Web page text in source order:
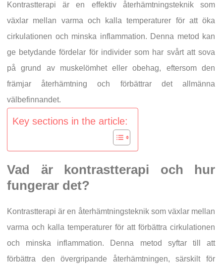
Kontrastterapi är en effektiv återhämtningsteknik som
växlar mellan varma och kalla temperaturer för att öka
cirkulationen och minska inflammation. Denna metod kan
ge betydande fördelar för individer som har svårt att sova
på grund av muskelömhet eller obehag, eftersom den
främjar återhämtning och förbättrar det allmänna
välbefinnandet.
Key sections in the article:
Vad är kontrastterapi och hur
fungerar det?
Kontrastterapi är en återhämtningsteknik som växlar mellan
varma och kalla temperaturer för att förbättra cirkulationen
och minska inflammation. Denna metod syftar till att
förbättra den övergripande återhämtningen, särskilt för